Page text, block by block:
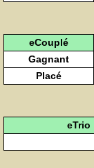
eCouplé
Gagnant
Placé
eTrio